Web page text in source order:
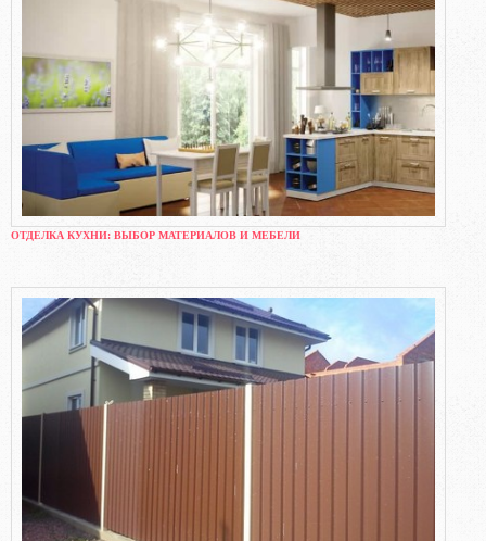
ОТДЕЛКА КУХНИ: ВЫБОР МАТЕРИАЛОВ И МЕБЕЛИ